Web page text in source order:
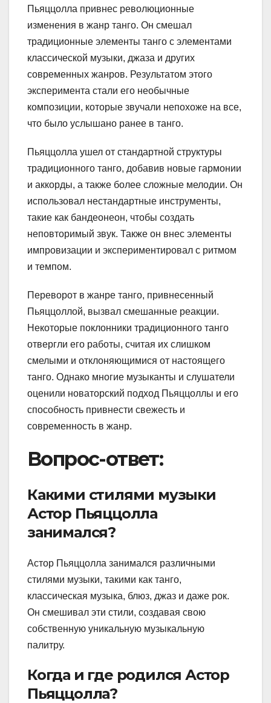
Пьяццолла привнес революционные
изменения в жанр танго. Он смешал
традиционные элементы танго с элементами
классической музыки, джаза и других
современных жанров. Результатом этого
эксперимента стали его необычные
композиции, которые звучали непохоже на все,
что было услышано ранее в танго.
Пьяццолла ушел от стандартной структуры
традиционного танго, добавив новые гармонии
и аккорды, а также более сложные мелодии. Он
использовал нестандартные инструменты,
такие как бандеонеон, чтобы создать
неповторимый звук. Также он внес элементы
импровизации и экспериментировал с ритмом
и темпом.
Переворот в жанре танго, привнесенный
Пьяццоллой, вызвал смешанные реакции.
Некоторые поклонники традиционного танго
отвергли его работы, считая их слишком
смелыми и отклоняющимися от настоящего
танго. Однако многие музыканты и слушатели
оценили новаторский подход Пьяццоллы и его
способность привнести свежесть и
современность в жанр.
Вопрос-ответ:
Какими стилями музыки
Астор Пьяццолла
занимался?
Астор Пьяццолла занимался различными
стилями музыки, такими как танго,
классическая музыка, блюз, джаз и даже рок.
Он смешивал эти стили, создавая свою
собственную уникальную музыкальную
палитру.
Когда и где родился Астор
Пьяццолла?